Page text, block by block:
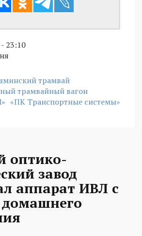
23:10
трамвай
трамвайный вагон
«ПК Транспортные системы»
оптико-
завод
аппарат ИВЛ с